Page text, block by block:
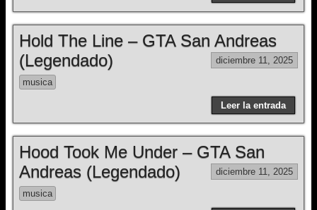
Hold The Line – GTA San Andreas
(Legendado)
diciembre 11, 2025
musica
Leer la entrada
Hood Took Me Under – GTA San
Andreas (Legendado)
diciembre 11, 2025
musica